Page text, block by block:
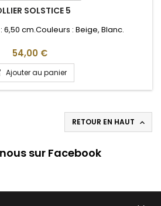
SOLSTICE 5
6,50 cm.Couleurs : Beige, Blanc.
Prix
54,00 €
Ajouter au panier
RETOUR EN HAUT 
sur Facebook